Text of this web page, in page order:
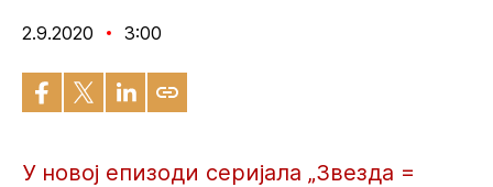
2.9.2020 3:00
У новој епизоди серијала „Звезда =